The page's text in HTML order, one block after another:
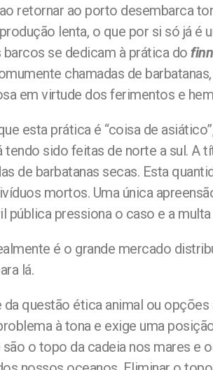
retornar ao porto desembarca
lenta, o que por si só já
se dedicam à prática do
chamadas de
em virtude dos ferimentos e
esta prática é “coisa de
tendo sido feitas de norte a sul. A
de barbatanas secas. Esta
mortos. Uma única
pública pressiona o caso e a
é o grande mercado
lá.
da questão ética animal ou
à tona e exige uma
o topo da cadeia nos mares e